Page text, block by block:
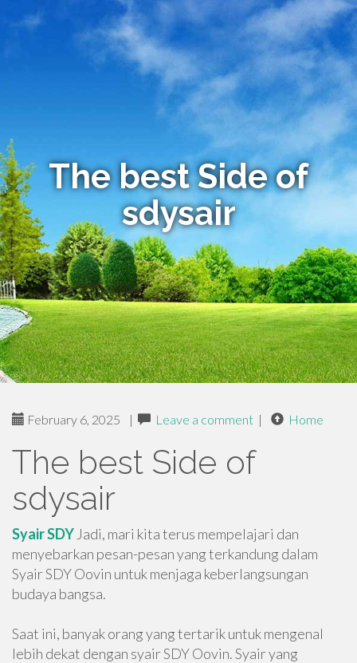
The best Side of
sdysair
February 6, 2025 | Leave a comment | Home
The best Side of
sdysair
Syair SDY Jadi, mari kita terus mempelajari dan
menyebarkan pesan-pesan yang terkandung dalam
Syair SDY Oovin untuk menjaga keberlangsungan
budaya bangsa.
Saat ini, banyak orang yang tertarik untuk mengenal
lebih dekat dengan syair SDY Oovin. Syair yang